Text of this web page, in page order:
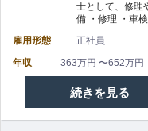
ク
好
ん
か
士として、修理
備 ・修理 ・車
雇用形態
正社員
年収
363万円 〜652万円
【柏
市
続きを見る